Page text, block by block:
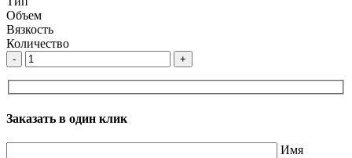
Объем
Вязкость
Количество
- +
Заказать в один клик
Имя